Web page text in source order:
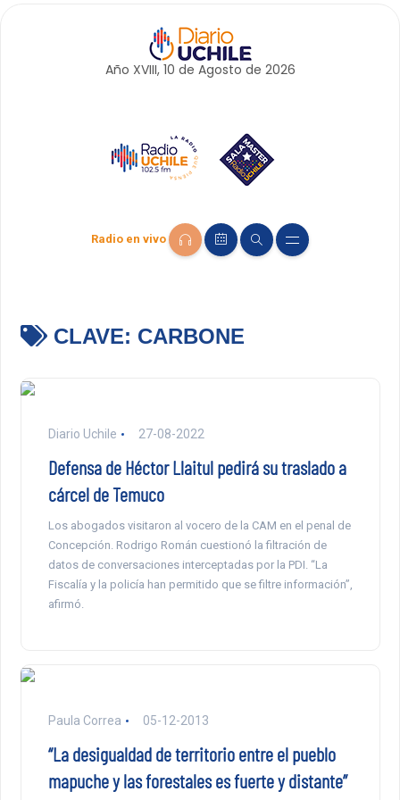
Año XVIII, 10 de Agosto de 2026
Radio en vivo
CLAVE: CARBONE
Diario Uchile 27-08-2022
Defensa de Héctor Llaitul pedirá su traslado a
cárcel de Temuco
Los abogados visitaron al vocero de la CAM en el penal de
Concepción. Rodrigo Román cuestionó la filtración de
datos de conversaciones interceptadas por la PDI. “La
Fiscalía y la policía han permitido que se filtre información”,
afirmó.
Paula Correa 05-12-2013
“La desigualdad de territorio entre el pueblo
mapuche y las forestales es fuerte y distante”